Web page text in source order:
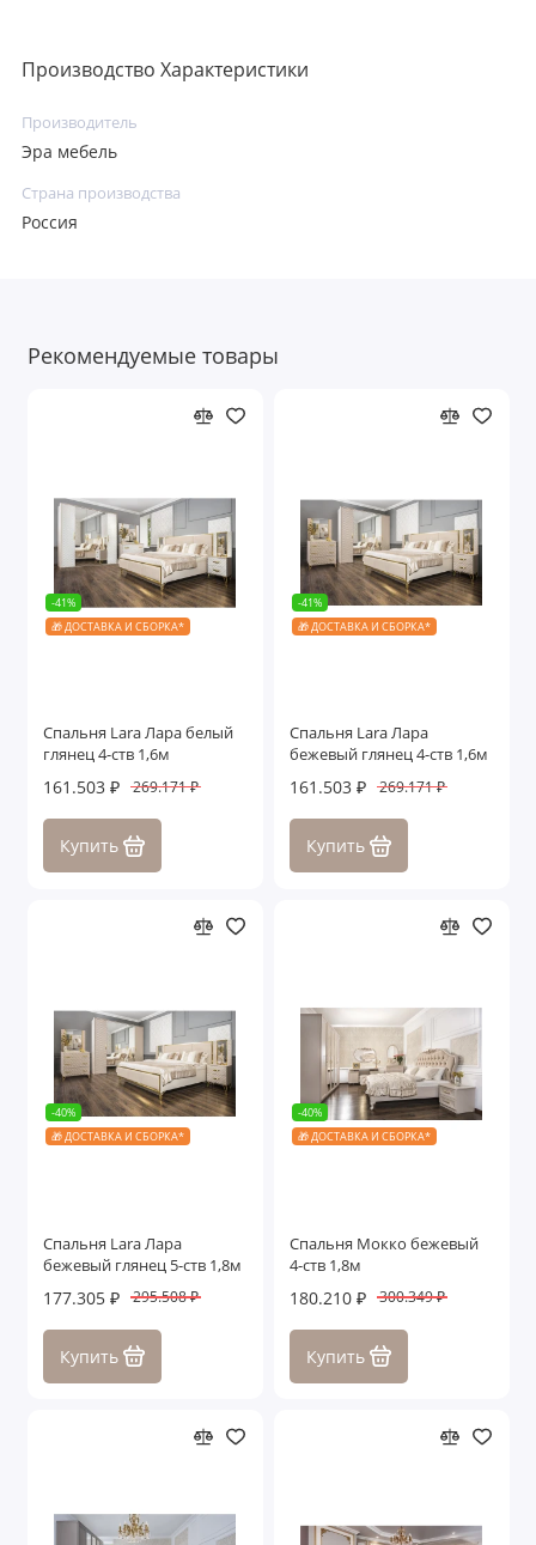
Производство Характеристики
Производитель
Эра мебель
Страна производства
Россия
Рекомендуемые товары
-41%
🎁 ДОСТАВКА И СБОРКА*
Спальня Lara Лара белый
глянец 4-ств 1,6м
161.503 ₽ 269.171 ₽
Купить
-41%
🎁 ДОСТАВКА И СБОРКА*
Спальня Lara Лара
бежевый глянец 4-ств 1,6м
161.503 ₽ 269.171 ₽
Купить
-40%
🎁 ДОСТАВКА И СБОРКА*
Спальня Lara Лара
бежевый глянец 5-ств 1,8м
177.305 ₽ 295.508 ₽
Купить
-40%
🎁 ДОСТАВКА И СБОРКА*
Спальня Мокко бежевый
4-ств 1,8м
180.210 ₽ 300.349 ₽
Купить